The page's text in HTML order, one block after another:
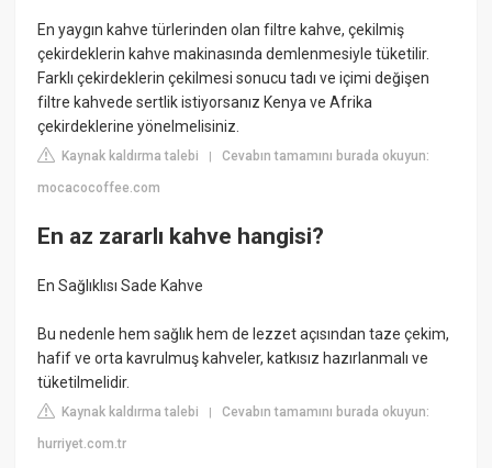
En yaygın kahve türlerinden olan filtre kahve, çekilmiş
çekirdeklerin kahve makinasında demlenmesiyle tüketilir.
Farklı çekirdeklerin çekilmesi sonucu tadı ve içimi değişen
filtre kahvede sertlik istiyorsanız Kenya ve Afrika
çekirdeklerine yönelmelisiniz.
Kaynak kaldırma talebi |Cevabın tamamını burada okuyun:
mocacocoffee.com
En az zararlı kahve hangisi?
En Sağlıklısı Sade Kahve
Bu nedenle hem sağlık hem de lezzet açısından taze çekim,
hafif ve orta kavrulmuş kahveler, katkısız hazırlanmalı ve
tüketilmelidir.
Kaynak kaldırma talebi |Cevabın tamamını burada okuyun:
hurriyet.com.tr